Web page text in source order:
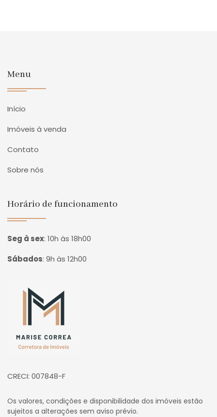
Menu
Início
Imóveis à venda
Contato
Sobre nós
Horário de funcionamento
Seg à sex: 10h às 18h00
Sábados: 9h às 12h00
Página inicial
CRECI: 007848-F
Os valores, condições e disponibilidade dos imóveis estão
sujeitos a alterações sem aviso prévio.